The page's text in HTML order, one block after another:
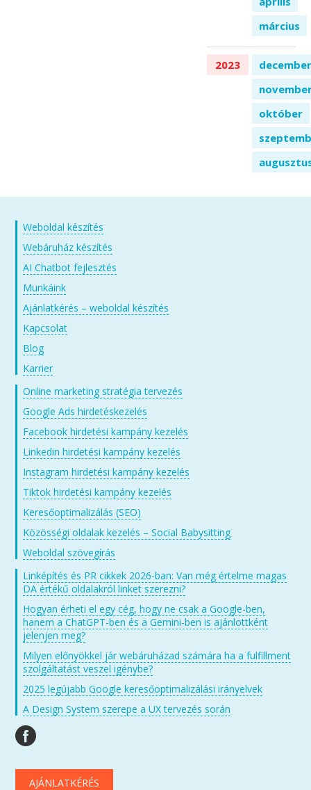
március
2023
december
október
Weboldal készítés
Webáruház készítés
AI Chatbot fejlesztés
Munkáink
Ajánlatkérés – weboldal készítés
Kapcsolat
Blog
Karrier
Online marketing stratégia tervezés
Google Ads hirdetéskezelés
Facebook hirdetési kampány kezelés
Linkedin hirdetési kampány kezelés
Instagram hirdetési kampány kezelés
Tiktok hirdetési kampány kezelés
Keresőoptimalizálás (SEO)
Közösségi oldalak kezelés – Social Babysitting
Weboldal szövegírás
Linképítés és PR cikkek 2026-ban: Van még értelme magas
DA értékű oldalakról linket szerezni?
Hogyan érheti el egy cég, hogy ne csak a Google-ben,
hanem a ChatGPT-ben és a Gemini-ben is ajánlottként
jelenjen meg?
Milyen előnyökkel jár webáruházad számára ha a fulfillment
szolgáltatást veszel igénybe?
2025 legújabb Google keresőoptimalizálási irányelvek
A Design System szerepe a UX tervezés során
AJÁNLATKÉRÉS